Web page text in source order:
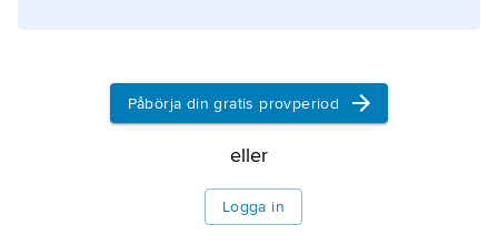
Påbörja din gratis provperiod
eller
Logga in